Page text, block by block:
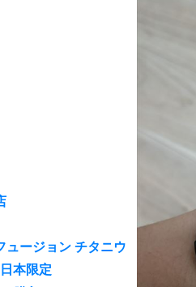
ュージョン チタニウ
本限定